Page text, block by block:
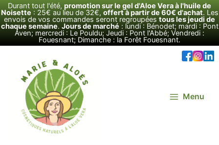
Durant tout l'été, promotion sur le gel d'Aloe Vera à l'huile de
Noisette : 25€ au lieu de 32€, offert à partir de 60€ d'achat. Les
envois de vos commandes seront regroupées tous les jeudi de
chaque semaine. Jours de marché : lundi : Bénodet; mardi : Pont
Aven; mercredi : Le Pouldu; Jeudi : Pont l'Abbé; Vendredi :
Fouesnant; Dimanche : la Forêt Fouesnant.
Aller
au
contenu
Menu